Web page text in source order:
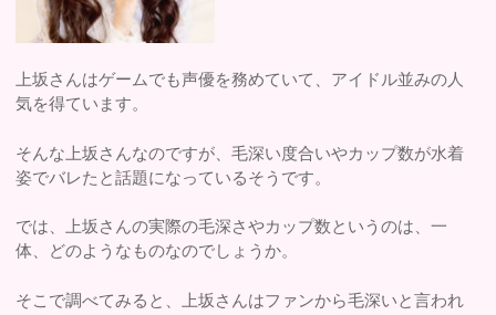
上坂さんはゲームでも声優を務めていて、アイドル並みの人
気を得ています。
そんな上坂さんなのですが、毛深い度合いやカップ数が水着
姿でバレたと話題になっているそうです。
では、上坂さんの実際の毛深さやカップ数というのは、一
体、どのようなものなのでしょうか。
そこで調べてみると、上坂さんはファンから毛深いと言われ